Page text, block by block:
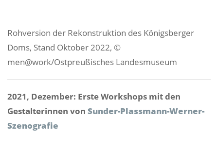
Rohversion der Rekonstruktion des Königsberger
Doms, Stand Oktober 2022, ©
men@work/Ostpreußisches Landesmuseum
2021, Dezember: Erste Workshops mit den
Gestalterinnen von Sunder-Plassmann-Werner-
Szenografie